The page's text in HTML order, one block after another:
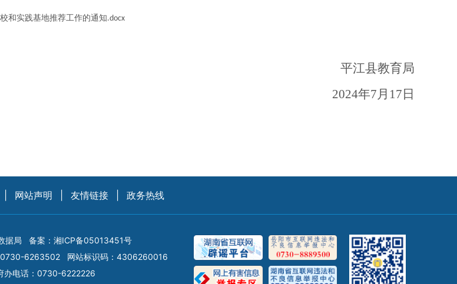
和实践基地推荐工作的通知.docx
平江县教育局
2024年7月17日
网站声明 友情链接 政务热线
据局 备案： 湘ICP备05013451号
0730-6263502
网站标识码：4306260016
办电话：0730-6222226